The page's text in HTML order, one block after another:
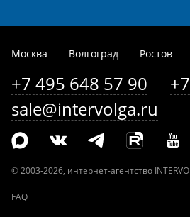
Москва Волгоград Ростов
+7 495 648 57 90
sale@intervolga.ru
©2003-2026, интернет-агентство
FAQ